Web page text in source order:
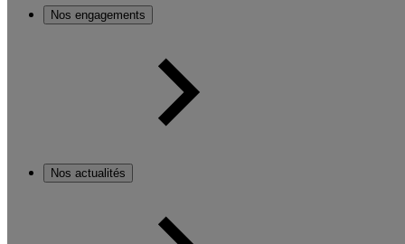
Nos engagements
Nos actualités